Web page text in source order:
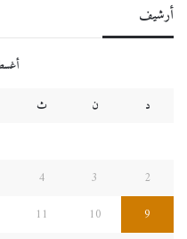
أرشيف
د
ن ث
2
3
4
9
10
11